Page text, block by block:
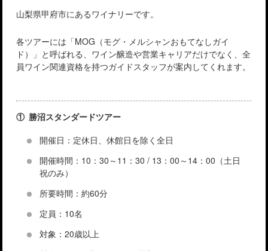
山梨県甲府市にあるワイナリーです。
各ツアーには「MOG（モグ・メルシャンおもてなしガイ
ド）」と呼ばれる、ワイン醸造や営業キャリアだけでなく、全
員ワイン関連資格を持つガイドスタッフが案内してくれます。
① 勝沼スタンダードツアー
開催日：定休日、休館日を除く全日
開催時間：10：30～11：30 / 13：00～14：00（土日
祝のみ）
所要時間：約60分
定員：10名
対象：20歳以上